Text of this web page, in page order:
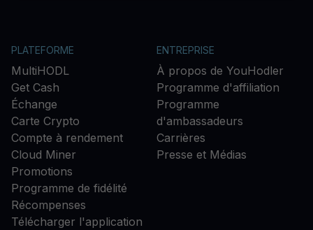
PLATEFORME
MultiHODL
Get Cash
Échange
Carte Crypto
Compte à rendement
Cloud Miner
Promotions
Programme de fidélité
Récompenses
Télécharger l'application
ENTREPRISE
À propos de YouHodler
Programme d'affiliation
Programme
d'ambassadeurs
Carrières
Presse et Médias